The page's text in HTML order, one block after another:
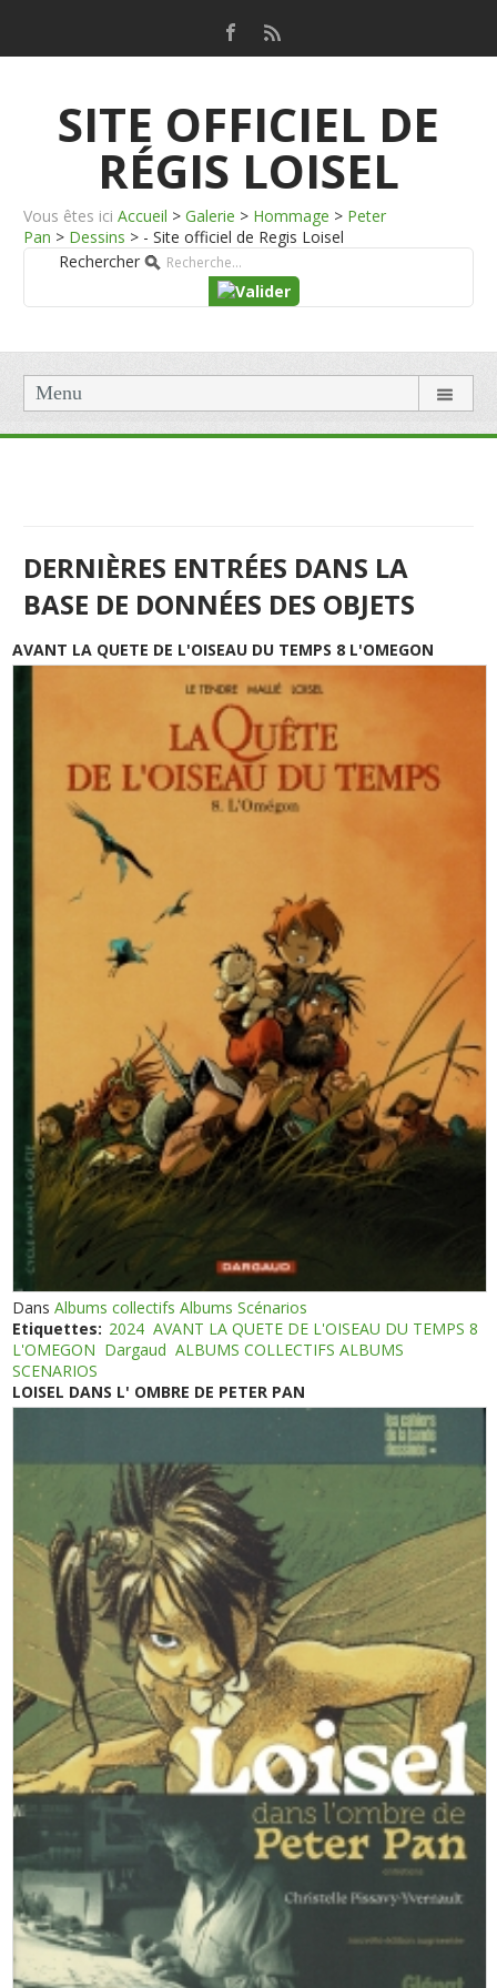
SITE OFFICIEL DE
RÉGIS LOISEL
Vous êtes ici Accueil > Galerie > Hommage > Peter
Pan > Dessins > - Site officiel de Regis Loisel
Rechercher
Menu
DERNIÈRES ENTRÉES DANS LA
BASE DE DONNÉES DES OBJETS
AVANT LA QUETE DE L'OISEAU DU TEMPS 8 L'OMEGON
DansAlbums collectifs Albums Scénarios
Etiquettes: 2024 AVANT LA QUETE DE L'OISEAU DU TEMPS 8
L'OMEGON Dargaud ALBUMS COLLECTIFS ALBUMS
SCENARIOS
LOISEL DANS L' OMBRE DE PETER PAN